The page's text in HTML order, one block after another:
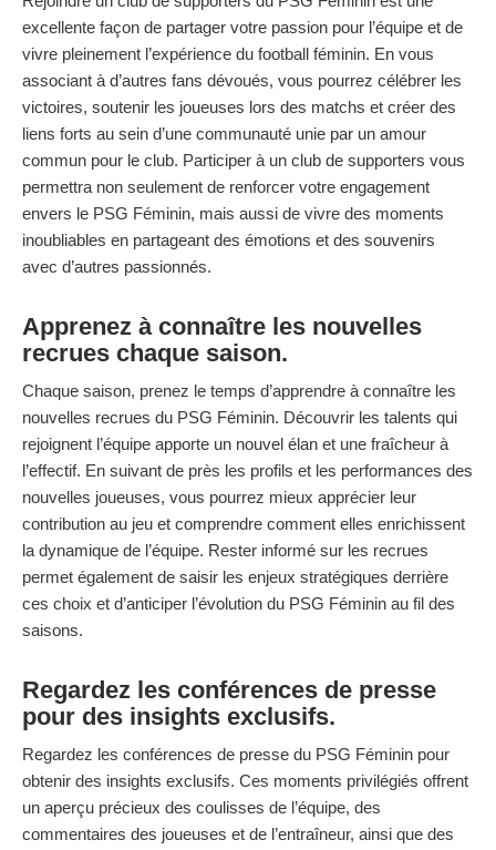
excellente façon de partager votre passion pour l’équipe et de
vivre pleinement l’expérience du football féminin. En vous
associant à d’autres fans dévoués, vous pourrez célébrer les
victoires, soutenir les joueuses lors des matchs et créer des
liens forts au sein d’une communauté unie par un amour
commun pour le club. Participer à un club de supporters vous
permettra non seulement de renforcer votre engagement
envers le PSG Féminin, mais aussi de vivre des moments
inoubliables en partageant des émotions et des souvenirs
avec d’autres passionnés.
Apprenez à connaître les nouvelles
recrues chaque saison.
Chaque saison, prenez le temps d’apprendre à connaître les
nouvelles recrues du PSG Féminin. Découvrir les talents qui
rejoignent l’équipe apporte un nouvel élan et une fraîcheur à
l’effectif. En suivant de près les profils et les performances des
nouvelles joueuses, vous pourrez mieux apprécier leur
contribution au jeu et comprendre comment elles enrichissent
la dynamique de l’équipe. Rester informé sur les recrues
permet également de saisir les enjeux stratégiques derrière
ces choix et d’anticiper l’évolution du PSG Féminin au fil des
saisons.
Regardez les conférences de presse
pour des insights exclusifs.
Regardez les conférences de presse du PSG Féminin pour
obtenir des insights exclusifs. Ces moments privilégiés offrent
un aperçu précieux des coulisses de l’équipe, des
commentaires des joueuses et de l’entraîneur, ainsi que des